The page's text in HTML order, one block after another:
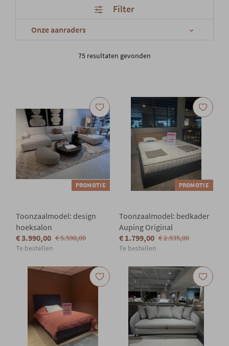
Filter
75 resultaten gevonden
PROMOTIE
Toonzaalmodel: design
hoeksalon
€ 3.990,00 € 5.590,00
Te bestellen
PROMOTIE
Toonzaalmodel: bedkader
Auping Original
€ 1.799,00 € 2.935,00
Te bestellen